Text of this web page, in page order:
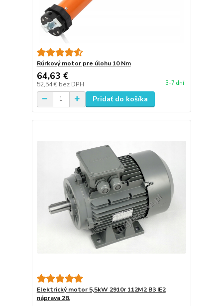
Rúrkový motor pre úlohu 10 Nm
64,63 €
52,54 € bez DPH 3-7 dní
Pridať do košíka
Elektrický motor 5,5kW 2910r 112M2 B3 IE2
náprava 28.